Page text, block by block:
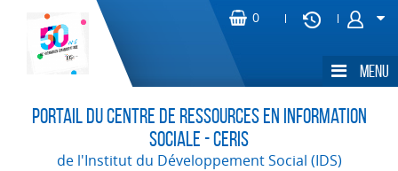
Portail du Centre de Ressources en Information
Sociale - CERIS
de l'Institut du Développement Social (IDS)